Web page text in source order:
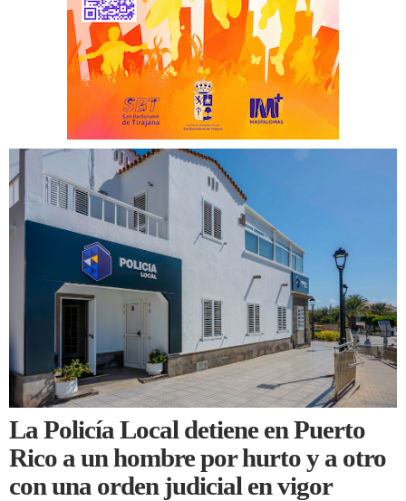
La Policía Local detiene en Puerto
Rico a un hombre por hurto y a otro
con una orden judicial en vigor